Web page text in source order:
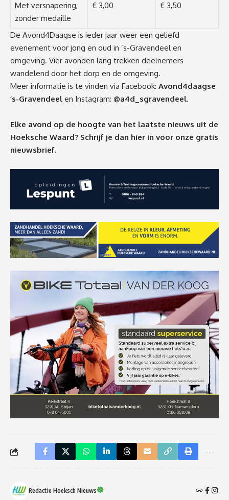
Met versnapering,
zonder medaille
€ 3,00 € 3,50
De Avond4Daagse is ieder jaar weer een geliefd
evenement voor jong en oud in ’s-Gravendeel en
omgeving. Vier avonden lang trekken deelnemers
wandelend door het dorp en de omgeving.
Meer informatie is te vinden via Facebook: Avond4daagse
’s-Gravendeel en Instagram: @a4d_sgravendeel.
Elke avond op de hoogte van het laatste nieuws uit de
Hoeksche Waard? Schrijf je dan hier in voor onze gratis
nieuwsbrief.
Redactie Hoeksch Nieuws